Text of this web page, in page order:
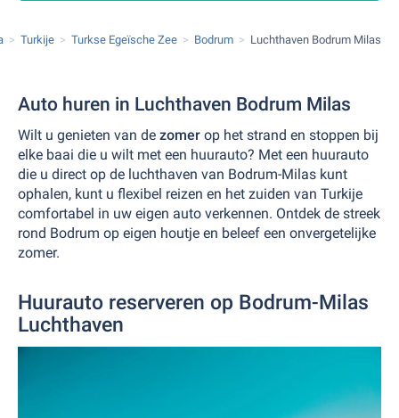
Turkije Turkse Egeïsche Zee Bodrum Luchthaven Bodrum Milas
Auto huren in Luchthaven Bodrum Milas
Wilt u genieten van de zomer op het strand en stoppen bij
elke baai die u wilt met een huurauto? Met een huurauto
die u direct op de luchthaven van Bodrum-Milas kunt
ophalen, kunt u flexibel reizen en het zuiden van Turkije
comfortabel in uw eigen auto verkennen. Ontdek de streek
rond Bodrum op eigen houtje en beleef een onvergetelijke
zomer.
Huurauto reserveren op Bodrum-Milas
Luchthaven